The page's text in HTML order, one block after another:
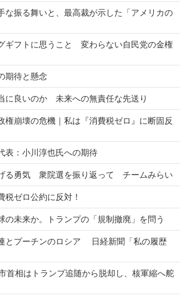
な振る舞いと、最高裁が示した「アメリカの
ギフトに思うこと 変わらない自民党の金権
期待と懸念
に良いのか 未来への無責任な先送り
権崩壊の危機｜私は『消費税ゼロ』に断固反
表：小川淳也氏への期待
る勇気 衆院選を振り返って チームみらい
税ゼロ公約に反対！
の未来か。トランプの「規制撤廃」を問う
とプーチンのロシア 日経新聞「私の履歴
首相はトランプ追随から脱却し、核軍縮へ舵